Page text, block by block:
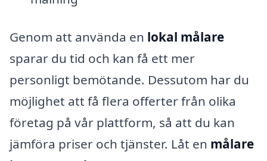
Genom att använda en lokal målare
sparar du tid och kan få ett mer
personligt bemötande. Dessutom har du
möjlighet att få flera offerter från olika
företag på vår plattform, så att du kan
jämföra priser och tjänster. Låt en målare